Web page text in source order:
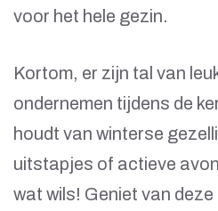
voor het hele gezin.
Kortom, er zijn tal van
ondernemen tijdens de
houdt van winterse
uitstapjes of actieve
wat wils! Geniet van